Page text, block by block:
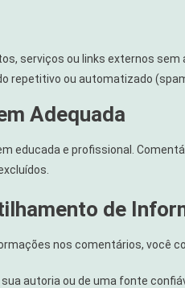
serviços ou links externos sem
repetitivo ou automatizado
Adequada
educada e profissional.
de
nos comentários, você
autoria ou de uma fonte